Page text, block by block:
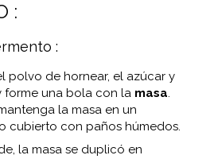
:
:
polvo de hornear, el azúcar y
forme una bola con la masa.
la masa en un
cubierto con paños húmedos.
la masa se duplicó en